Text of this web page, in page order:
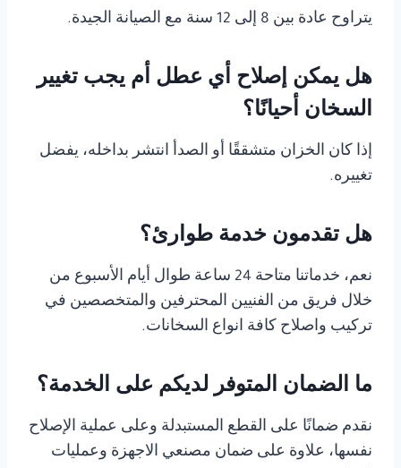
يتراوح عادة بين 8 إلى 12 سنة مع الصيانة الجيدة.
هل يمكن إصلاح أي عطل أم يجب تغيير
السخان أحيانًا؟
إذا كان الخزان متشققًا أو الصدأ انتشر بداخله، يفضل
تغييره.
هل تقدمون خدمة طوارئ؟
نعم، خدماتنا متاحة 24 ساعة طوال أيام الأسبوع من
خلال فريق من الفنيين المحترفين والمتخصصين في
تركيب واصلاح كافة انواع السخانات.
ما الضمان المتوفر لديكم على الخدمة؟
نقدم ضمانًا على القطع المستبدلة وعلى عملية الإصلاح
نفسها، علاوة على ضمان مصنعي الاجهزة وعمليات